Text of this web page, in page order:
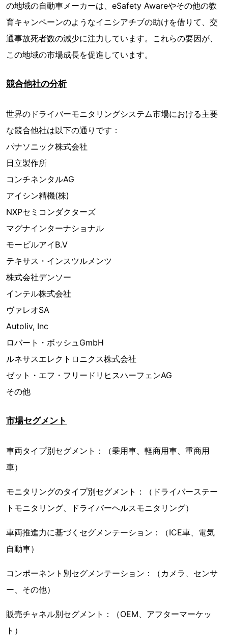
の地域の自動車メーカーは、eSafety Awareやその他の教
育キャンペーンのようなイニシアチブの助けを借りて、交
通事故死者数の減少に注力しています。これらの要因が、
この地域の市場成長を促進しています。
競合他社の分析
世界のドライバーモニタリングシステム市場における主要
な競合他社は以下の通りです：
パナソニック株式会社
日立製作所
コンチネンタルAG
アイシン精機(株)
NXPセミコンダクターズ
マグナインターナショナル
モービルアイB.V
テキサス・インスツルメンツ
株式会社デンソー
インテル株式会社
ヴァレオSA
Autoliv, Inc
ロバート・ボッシュGmbH
ルネサスエレクトロニクス株式会社
ゼット・エフ・フリードリヒスハーフェンAG
その他
市場セグメント
車両タイプ別セグメント：（乗用車、軽商用車、重商用
車）
モニタリングのタイプ別セグメント：（ドライバーステー
トモニタリング、ドライバーヘルスモニタリング）
車両推進力に基づくセグメンテーション：（ICE車、電気
自動車）
コンポーネント別セグメンテーション：（カメラ、センサ
ー、その他）
販売チャネル別セグメント：（OEM、アフターマーケッ
ト）